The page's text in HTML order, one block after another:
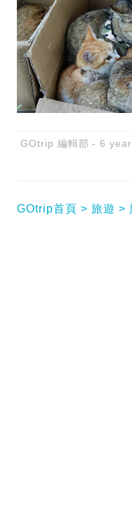
GOtrip 編輯部 6
GOtrip首頁 旅遊